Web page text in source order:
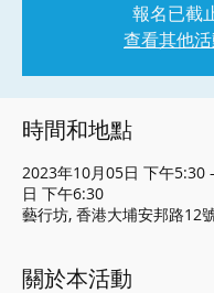
報名已截
查看其他
時間和地點
2023年10月05日 下午5:30
日 下午6:30
藝行坊, 香港大埔安邦路12
關於本活動